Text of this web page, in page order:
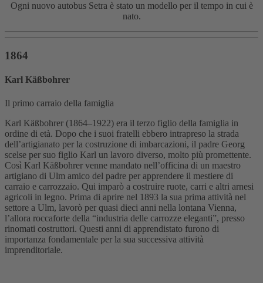
Ogni nuovo autobus Setra è stato un modello per il tempo in cui è
nato.
1864
Karl Käßbohrer
Il primo carraio della famiglia
Karl Käßbohrer (1864–1922) era il terzo figlio della famiglia in
ordine di età. Dopo che i suoi fratelli ebbero intrapreso la strada
dell’artigianato per la costruzione di imbarcazioni, il padre Georg
scelse per suo figlio Karl un lavoro diverso, molto più promettente.
Così Karl Käßbohrer venne mandato nell’officina di un maestro
artigiano di Ulm amico del padre per apprendere il mestiere di
carraio e carrozzaio. Qui imparò a costruire ruote, carri e altri arnesi
agricoli in legno. Prima di aprire nel 1893 la sua prima attività nel
settore a Ulm, lavorò per quasi dieci anni nella lontana Vienna,
l’allora roccaforte della “industria delle carrozze eleganti”, presso
rinomati costruttori. Questi anni di apprendistato furono di
importanza fondamentale per la sua successiva attività
imprenditoriale.